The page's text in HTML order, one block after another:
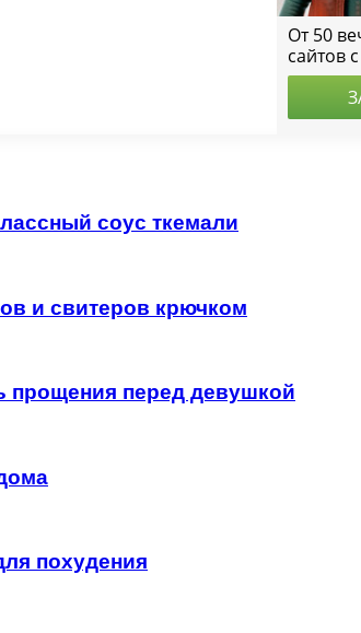
соус ткемали
и свитеров крючком
прощения перед девушкой
похудения